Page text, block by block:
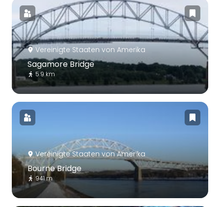
Vereinigte Staaten von Amerika
Sagamore Bridge
5.9 km
Vereinigte Staaten von Amerika
Bourne Bridge
941 m